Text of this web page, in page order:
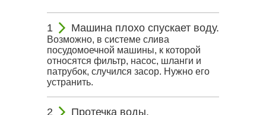
Машина плохо спускает воду.
Возможно, в системе слива
посудомоечной машины, к которой
относятся фильтр, насос, шланги и
патрубок, случился засор. Нужно его
устранить.
Протечка воды.